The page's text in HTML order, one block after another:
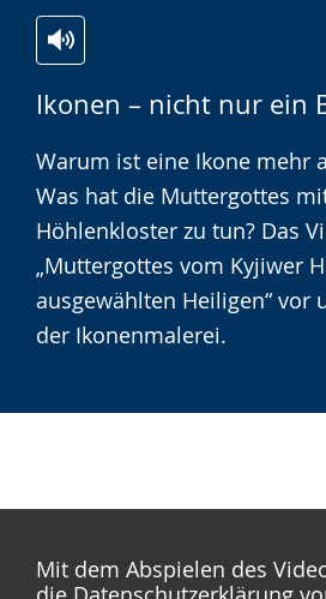
Ikonen – nicht nur ein
Leichten
Sprache
wechseln.
Audio-
Unterstützung.
Video
in
Deutscher
Gebärdensprache
wird
angezeigt.
Warum ist eine Ikone mehr
Was hat die Muttergottes
Höhlenkloster zu tun? Das
„Muttergottes vom Kyjiwer
ausgewählten Heiligen“ vor
der Ikonenmalerei.
Mit dem Abspielen des